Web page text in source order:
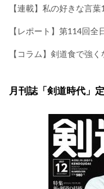
【連載】私の好きな言
【レポート】第114回
【コラム】剣道食で強
月刊誌「剣道時代」